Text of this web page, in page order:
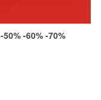
-50% -60% -70%